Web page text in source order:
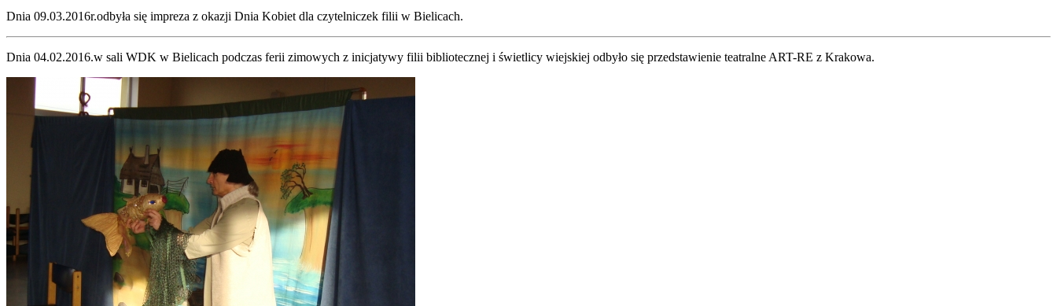
Dnia 09.03.2016r.odbyła się impreza z okazji Dnia Kobiet dla czytelniczek filii w Bielicach.
Dnia 04.02.2016.w sali WDK w Bielicach podczas ferii zimowych z inicjatywy filii bibliotecznej i świetlicy wiejskiej odbyło się przedstawienie teatralne ART-RE z Krakowa.